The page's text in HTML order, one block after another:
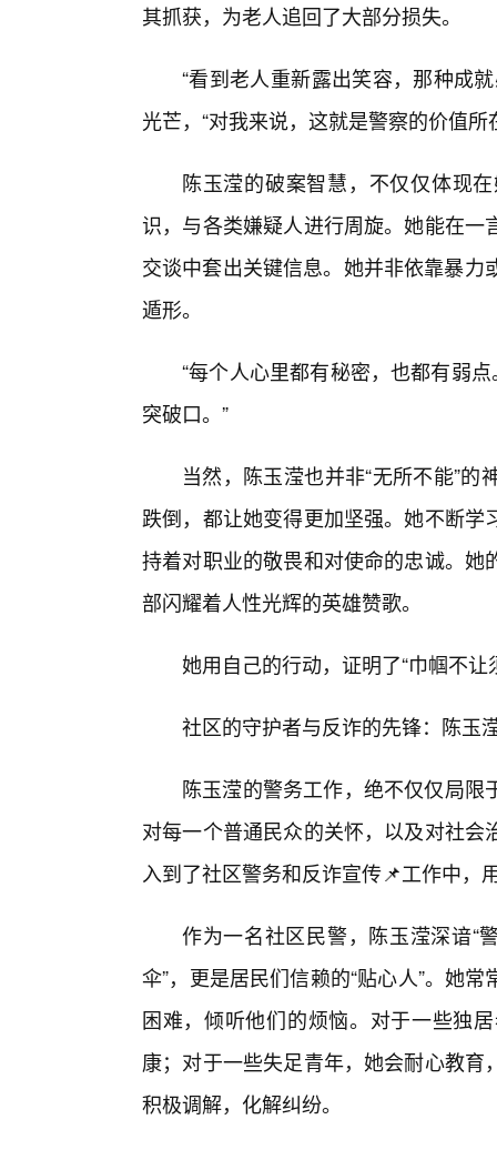
其抓获，为老人追回了大部分损失。
“看到老人重新露出笑容，那种成
光芒，“对我来说，这就是警察的价值所
陈玉滢的破案智慧，不仅仅体现
识，与各类嫌疑人进行周旋。她能在
交谈中套出关键信息。她并非依靠暴
遁形。
“每个人心里都有秘密，也都有弱
突破口。”
当然，陈玉滢也并非“无所不能”
跌倒，都让她变得更加坚强。她不断
持着对职业的敬畏和对使命的忠诚。
部闪耀着人性光辉的英雄赞歌。
她用自己的行动，证明了“巾帼不
社区的守护者与反诈的先锋：陈玉
陈玉滢的警务工作，绝不仅仅局
对每一个普通民众的关怀，以及对社
入到了社区警务和反诈宣传📌工作中，
作为一名社区民警，陈玉滢深谙“
伞”，更是居民们信赖的“贴心人”。她
困难，倾听他们的烦恼。对于一些独
康；对于一些失足青年，她会耐心教
积极调解，化解纠纷。